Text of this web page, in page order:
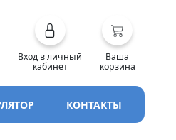
Вход в личный
кабинет
Ваша
корзина
КОНТАКТЫ